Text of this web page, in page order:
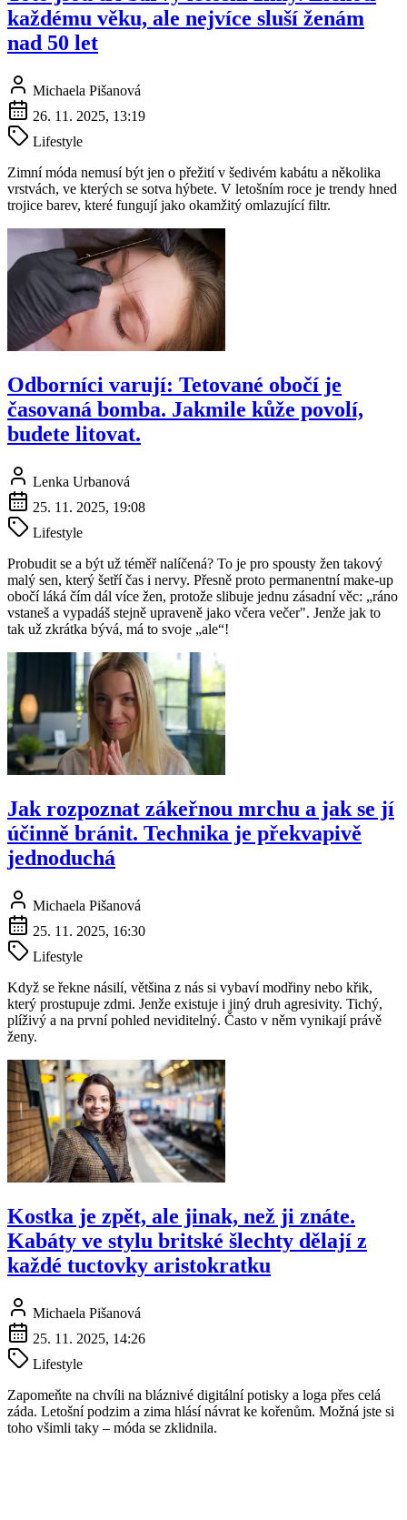
každému věku, ale nejvíce sluší ženám
nad 50 let
Michaela Pišanová
26. 11. 2025, 13:19
Lifestyle
Zimní móda nemusí být jen o přežití v šedivém kabátu a několika
vrstvách, ve kterých se sotva hýbete. V letošním roce je trendy hned
trojice barev, které fungují jako okamžitý omlazující filtr.
Odborníci varují: Tetované obočí je
časovaná bomba. Jakmile kůže povolí,
budete litovat.
Lenka Urbanová
25. 11. 2025, 19:08
Lifestyle
Probudit se a být už téměř nalíčená? To je pro spousty žen takový
malý sen, který šetří čas i nervy. Přesně proto permanentní make-up
obočí láká čím dál více žen, protože slibuje jednu zásadní věc: „ráno
vstaneš a vypadáš stejně upraveně jako včera večer". Jenže jak to
tak už zkrátka bývá, má to svoje „ale“!
Jak rozpoznat zákeřnou mrchu a jak se jí
účinně bránit. Technika je překvapivě
jednoduchá
Michaela Pišanová
25. 11. 2025, 16:30
Lifestyle
Když se řekne násilí, většina z nás si vybaví modřiny nebo křik,
který prostupuje zdmi. Jenže existuje i jiný druh agresivity. Tichý,
plíživý a na první pohled neviditelný. Často v něm vynikají právě
ženy.
Kostka je zpět, ale jinak, než ji znáte.
Kabáty ve stylu britské šlechty dělají z
každé tuctovky aristokratku
Michaela Pišanová
25. 11. 2025, 14:26
Lifestyle
Zapomeňte na chvíli na bláznivé digitální potisky a loga přes celá
záda. Letošní podzim a zima hlásí návrat ke kořenům. Možná jste si
toho všimli taky – móda se zklidnila.